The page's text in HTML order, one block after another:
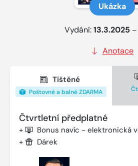
Ukázka
Vydání:13.3.2025 –
Anotace
Tištěné
Poštovné a balné ZDARMA
Čtvrtletní předplatné
+ Bonus navíc - elektronická
+ Dárek